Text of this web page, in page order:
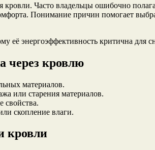
Часто владельцы ошибочно
Понимание причин помогает
её энергоэффективность критична для
через кровлю
материалов.
или старения материалов.
свойства.
скопление влаги.
кровли